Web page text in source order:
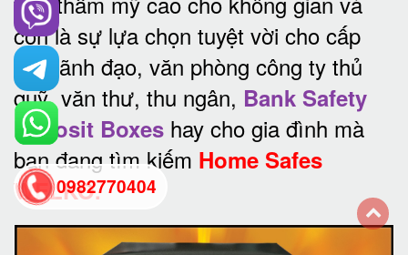
còn là sự lựa chọn tuyệt vời cho cấp
cao lãnh đạo, văn phòng công ty thủ
quỹ, văn thư, thu ngân, Bank Safety
Deposit Boxes hay cho gia đình mà
bạn đang tìm kiếm Home Safes
WELKO.0982770404